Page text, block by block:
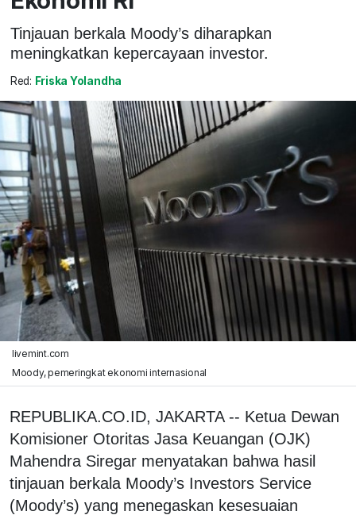
Tinjauan berkala Moody’s diharapkan
meningkatkan kepercayaan investor.
Red: Friska Yolandha
livemint.com
Moody, pemeringkat ekonomi internasional
REPUBLIKA.CO.ID, JAKARTA -- Ketua Dewan
Komisioner Otoritas Jasa Keuangan (OJK)
Mahendra Siregar menyatakan bahwa hasil
tinjauan berkala Moody’s Investors Service
(Moody’s) yang menegaskan kesesuaian